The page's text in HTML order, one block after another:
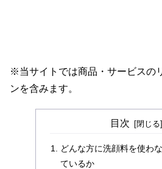
※当サイトでは商品・サービスの
ンを含みます。
目次
どんな方に洗顔料を使わ
ているか